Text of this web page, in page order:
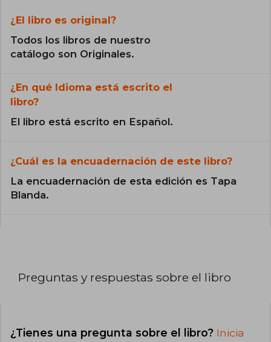
¿El libro es original?
Todos los libros de nuestro
catálogo son Originales.
¿En qué Idioma está escrito el
libro?
El libro está escrito en Español.
¿Cuál es la encuadernación de este libro?
La encuadernación de esta edición es Tapa
Blanda.
Preguntas y respuestas sobre el libro
¿Tienes una pregunta sobre el libro? Inicia